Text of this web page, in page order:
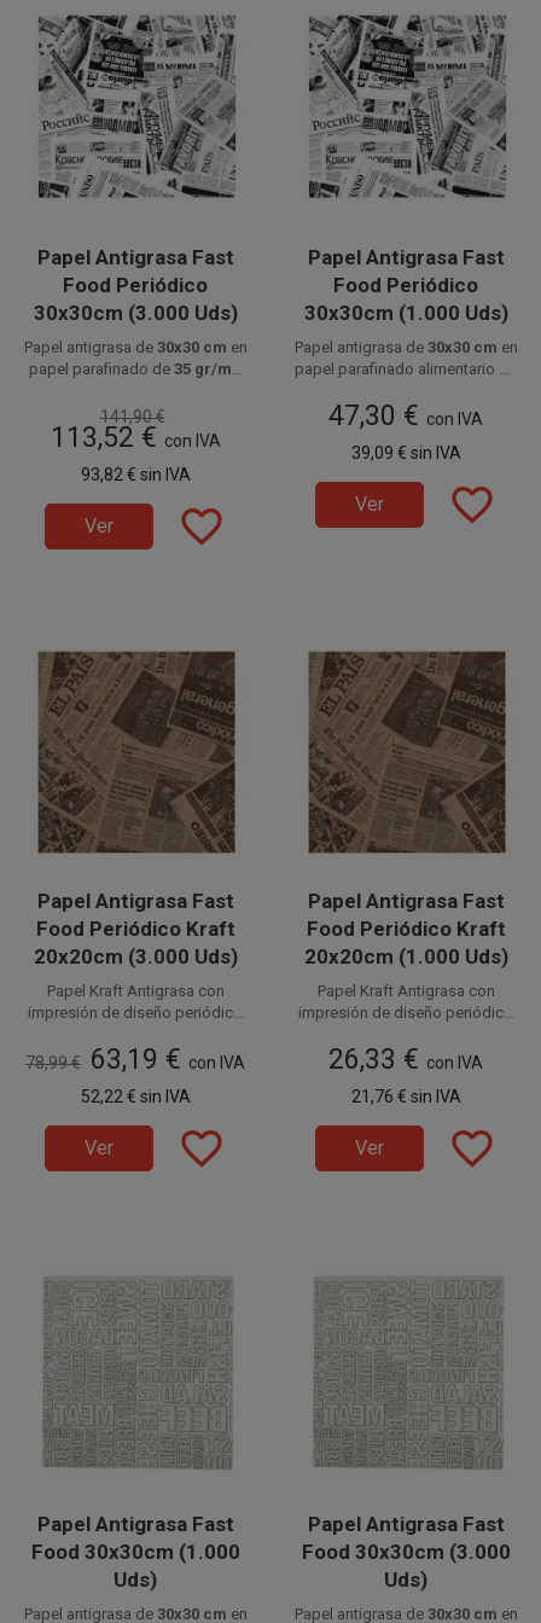
Papel Antigrasa Fast
Food Periódico
30x30cm (3.000 Uds)
Papel antigrasa de 30x30 cm en
papel parafinado de 35 gr/m²
ideal para envolver alimentos
grasos y mejorar su
presentación en fast food y
Take Away.
de 3000 unidades, distribuidas
en 3 paquetes de 1000
141,90 €
113,52 € con IVA
93,82 € sin IVA
Ver favorite_border
Papel Antigrasa Fast
Food Periódico
30x30cm (1.000 Uds)
Papel antigrasa de 30x30 cm en
papel parafinado alimentario de
reciclable, ideal para envolver
alimentos grasos en fast food,
Take Away y food trucks.
paquetes de 1000 unidades.
47,30 € con IVA
39,09 € sin IVA
Ver favorite_border
Papel Antigrasa Fast
Food Periódico Kraft
20x20cm (3.000 Uds)
Papel Kraft Antigrasa con
impresión de diseño periódico
Este papel parafinado
alimentario de 35 g/m² es ideal
para envolver alimentos
calientes o grasos. Conocido
también como papel encerado
o envoltorio antigrasa, es
de 3.000 unidades, distribuidas
en 3 paquetes de 1.000
unidades.
78,99 € 63,19 € con IVA
52,22 € sin IVA
Ver favorite_border
Papel Antigrasa Fast
Food Periódico Kraft
20x20cm (1.000 Uds)
Papel Kraft Antigrasa con
impresión de diseño periódico
Este papel parafinado
alimentario de 35 g/m² es ideal
para envolver alimentos
calientes o grasos. Conocido
también como papel encerado
o envoltorio antigrasa, es
paquetes de 1.000 unidades.
26,33 € con IVA
21,76 € sin IVA
Ver favorite_border
Papel Antigrasa Fast
Food 30x30cm (1.000
Uds)
Papel antigrasa de 30x30 cm en
Papel Antigrasa Fast
Food 30x30cm (3.000
Uds)
Papel antigrasa de 30x30 cm en